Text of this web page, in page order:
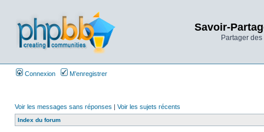
Savoir-
Partager
Connexion M’enregistrer
Voir les messages sans réponses | Voir les sujets récents
Index du forum